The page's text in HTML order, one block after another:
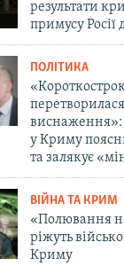
результати
примусу Росії
ПОЛІТИКА
виснаження»:
у Криму
та залякує
ВІЙНА ТА КРИМ
«Полювання
ріжуть
Криму